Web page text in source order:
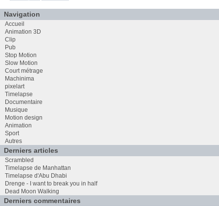
Navigation
Accueil
Animation 3D
Clip
Pub
Stop Motion
Slow Motion
Court métrage
Machinima
pixelart
Timelapse
Documentaire
Musique
Motion design
Animation
Sport
Autres
Derniers articles
Scrambled
Timelapse de Manhattan
Timelapse d'Abu Dhabi
Drenge - I want to break you in half
Dead Moon Walking
Derniers commentaires